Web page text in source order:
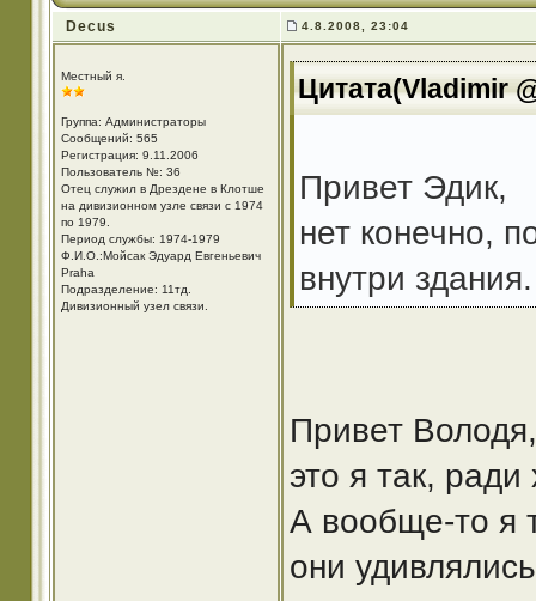
Decus 4.8.2008, 23:04
Местный я.
Группа: Администраторы
Сообщений: 565
Регистрация: 9.11.2006
Пользователь №: 36
Отец служил в Дрездене в Клотше
на дивизионном узле связи с 1974
по 1979.
Период службы: 1974-1979
Ф.И.О.:Мойсак Эдуард Евгеньевич
Praha
Подразделение: 11тд.
Дивизионный узел связи.
Цитата(Vladimir
Привет Эдик,
нет конечно,
внутри здания.
Привет Володя,
это я так,
А вообще-то я
они